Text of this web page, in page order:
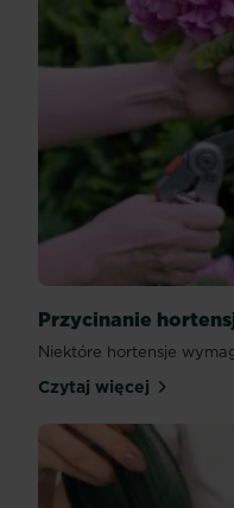
Przycinanie
Niektóre hortensje
Czytaj więcejPrzycinanie